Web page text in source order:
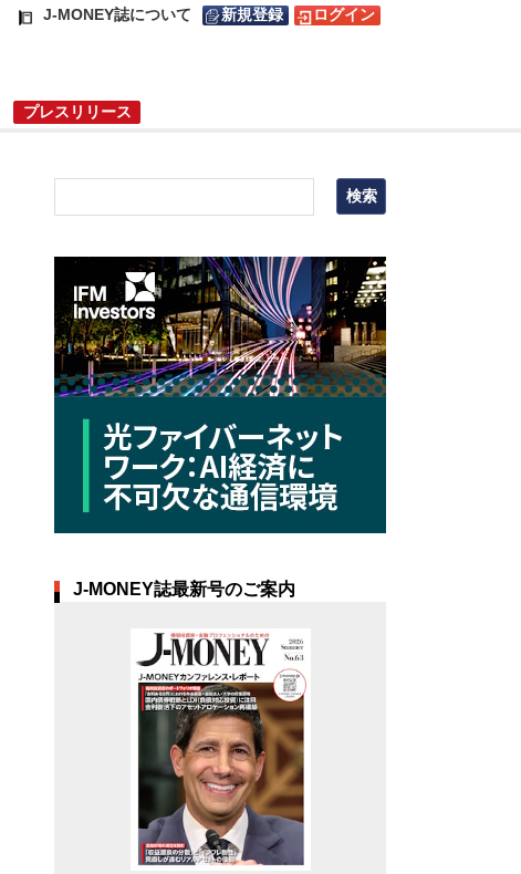
J-MONEY誌について 新規登録 ログイン
プレスリリース
J-MONEY誌最新号のご案内